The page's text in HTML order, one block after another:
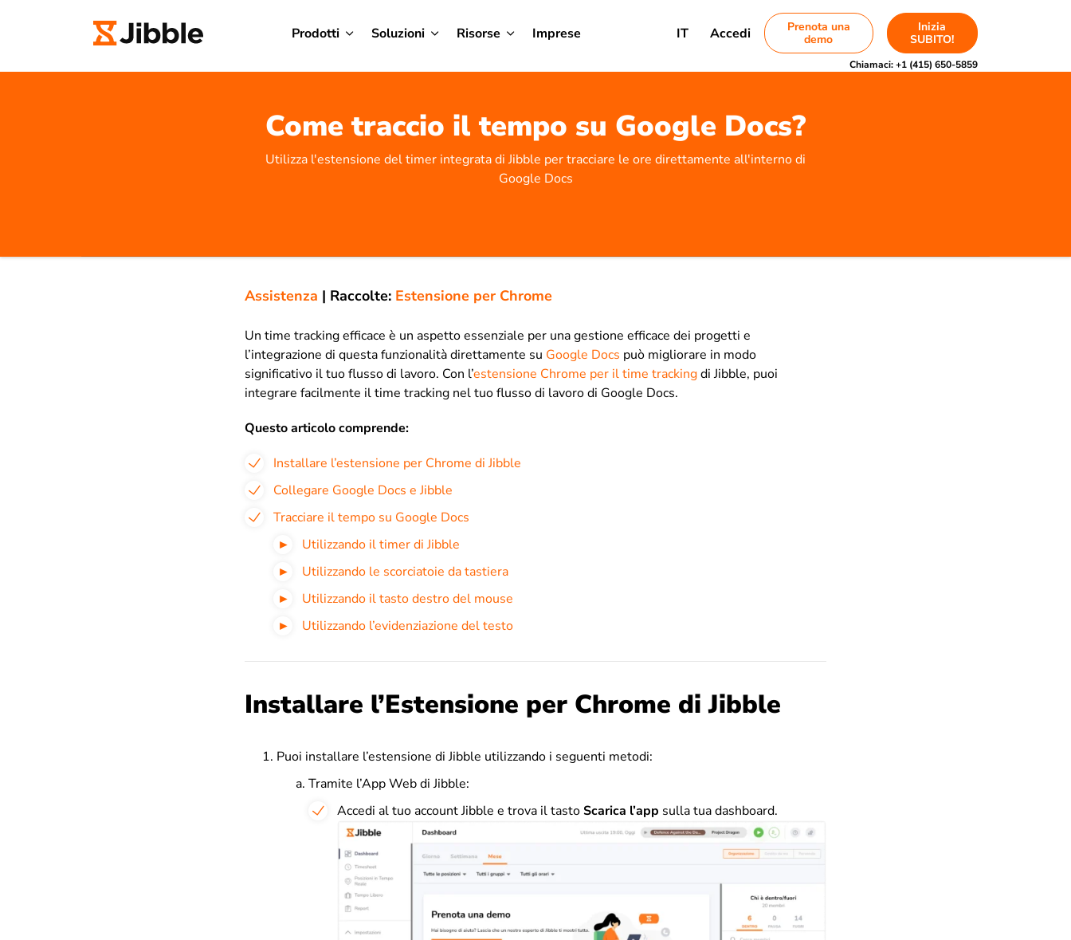
Prodotti Soluzioni Risorse Imprese IT Accedi
Prenota una
demo
Inizia
SUBITO!
Chiamaci:+1 (415) 650-5859
Come traccio il tempo su Google Docs?
Utilizza l'estensione del timer integrata di Jibble per tracciare le ore direttamente all'interno di
Google Docs
Assistenza | Raccolte: Estensione per Chrome
Un time tracking efficace è un aspetto essenziale per una gestione efficace dei progetti e
l’integrazione di questa funzionalità direttamente su Google Docs può migliorare in modo
significativo il tuo flusso di lavoro. Con l’estensione Chrome per il time trackingdi Jibble, puoi
integrare facilmente il time tracking nel tuo flusso di lavoro di Google Docs.
Questo articolo comprende:
Installare l’estensione per Chrome di Jibble
Collegare Google Docs e Jibble
Tracciare il tempo su Google Docs
Utilizzando il timer di Jibble
Utilizzando le scorciatoie da tastiera
Utilizzando il tasto destro del mouse
Utilizzando l’evidenziazione del testo
Installare l’Estensione per Chrome di Jibble
Puoi installare l’estensione di Jibble utilizzando i seguenti metodi:
Tramite l’App Web di Jibble:
Accedi al tuo account Jibble e trova il tastoScarica l’app sulla tua dashboard.